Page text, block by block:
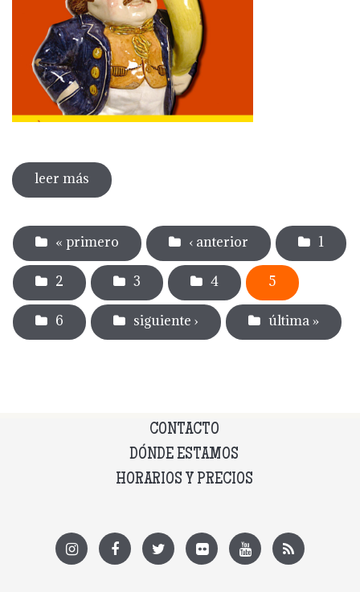
leer más sobre càntirs valencians de fantasia. el
reflex d'una cultura mediterrània
Páginas
« primero ‹ anterior 1
2 3 4 5
6 siguiente › última »
CONTACTO
DÓNDE ESTAMOS
HORARIOS Y PRECIOS